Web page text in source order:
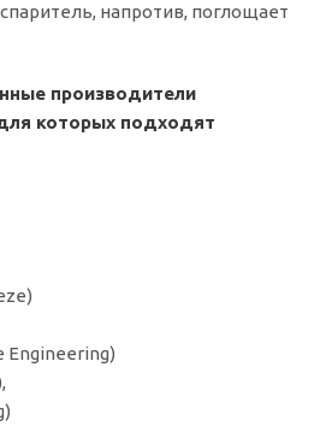
напротив, поглощает
производители
которых подходят
Engineering)